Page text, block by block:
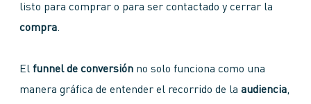
listo para comprar o para ser contactado y cerrar la
compra.
El funnel de conversión no solo funciona como una
manera gráfica de entender el recorrido de la audiencia,